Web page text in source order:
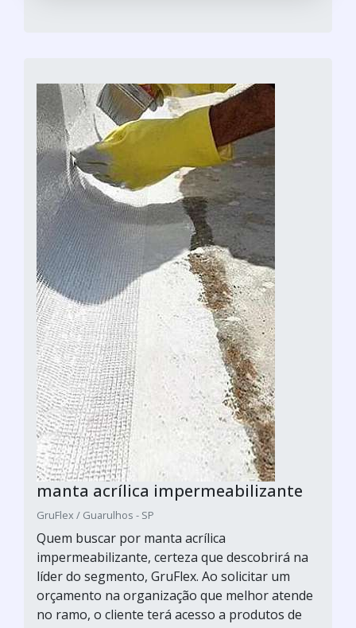
manta acrílica impermeabilizante
GruFlex / Guarulhos - SP
Quem buscar por manta acrílica
impermeabilizante, certeza que descobrirá na
líder do segmento, GruFlex. Ao solicitar um
orçamento na organização que melhor atende
no ramo, o cliente terá acesso a produtos de